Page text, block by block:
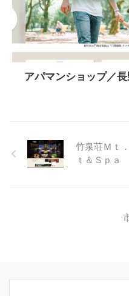
アパマンショップ／
竹泉荘Ｍｔ
ｔ＆Ｓｐａ